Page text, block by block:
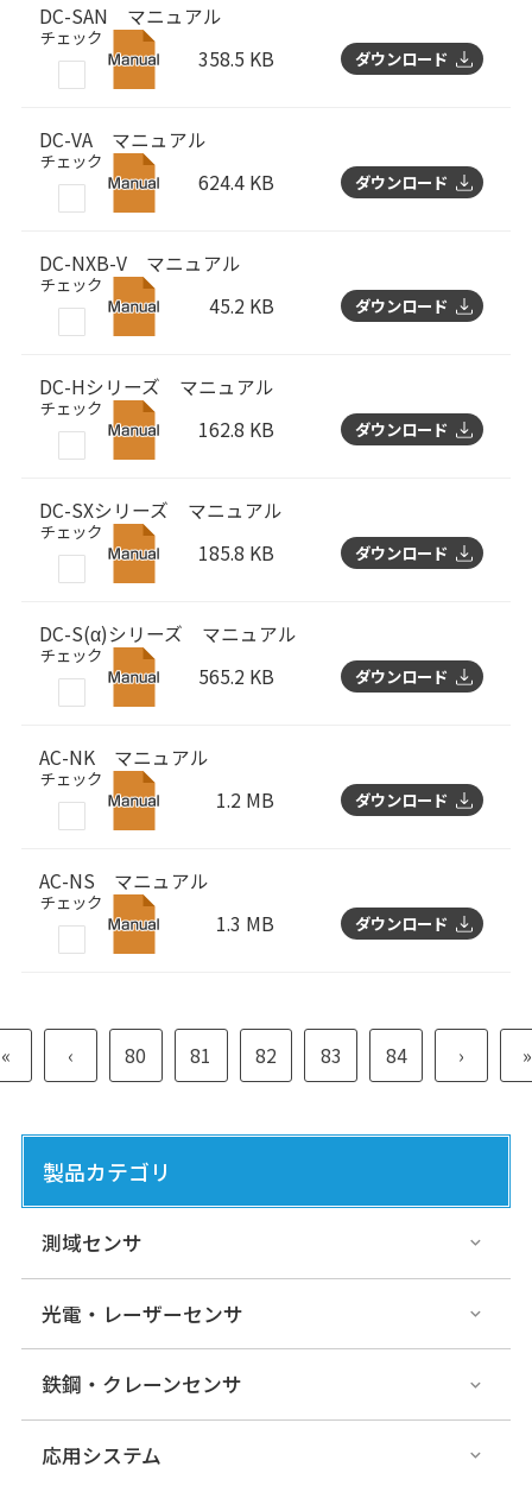
チェック
DC-SAN マニュアル
358.5 KB
ダウンロード
チェック
DC-VA マニュアル
624.4 KB
ダウンロード
チェック
DC-NXB-V マニュアル
45.2 KB
ダウンロード
チェック
DC-Hシリーズ マニュアル
162.8 KB
ダウンロード
チェック
DC-SXシリーズ マニュアル
185.8 KB
ダウンロード
チェック
DC-S(α)シリーズ マニュアル
565.2 KB
ダウンロード
チェック
AC-NK マニュアル
1.2 MB
ダウンロード
チェック
AC-NS マニュアル
1.3 MB
ダウンロード
« ‹ 80 81 82 83 84 › »
製品カテゴリ
測域センサ
光電・レーザーセンサ
鉄鋼・クレーンセンサ
応用システム